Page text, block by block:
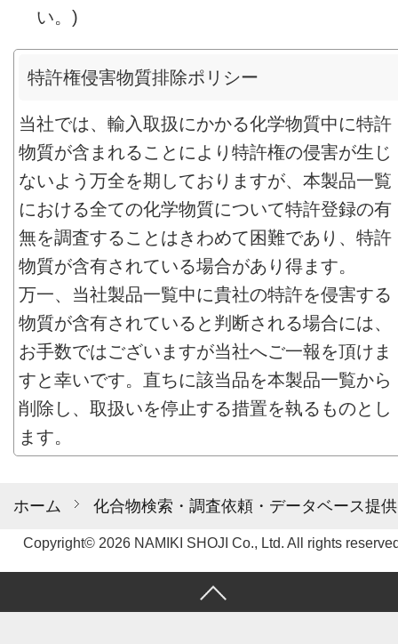
ホーム 化合物検索・調査依頼・データベース提供
い。)
特許権侵害物質排除ポリシー
当社では、輸入取扱にかかる化学物質中に特許
物質が含まれることにより特許権の侵害が生じ
ないよう万全を期しておりますが、本製品一覧
における全ての化学物質について特許登録の有
無を調査することはきわめて困難であり、特許
物質が含有されている場合があり得ます。
万一、当社製品一覧中に貴社の特許を侵害する
物質が含有されていると判断される場合には、
お手数ではございますが当社へご一報を頂けま
すと幸いです。直ちに該当品を本製品一覧から
削除し、取扱いを停止する措置を執るものとし
ます。
Copyright© 2026 NAMIKI SHOJI Co., Ltd. All rights